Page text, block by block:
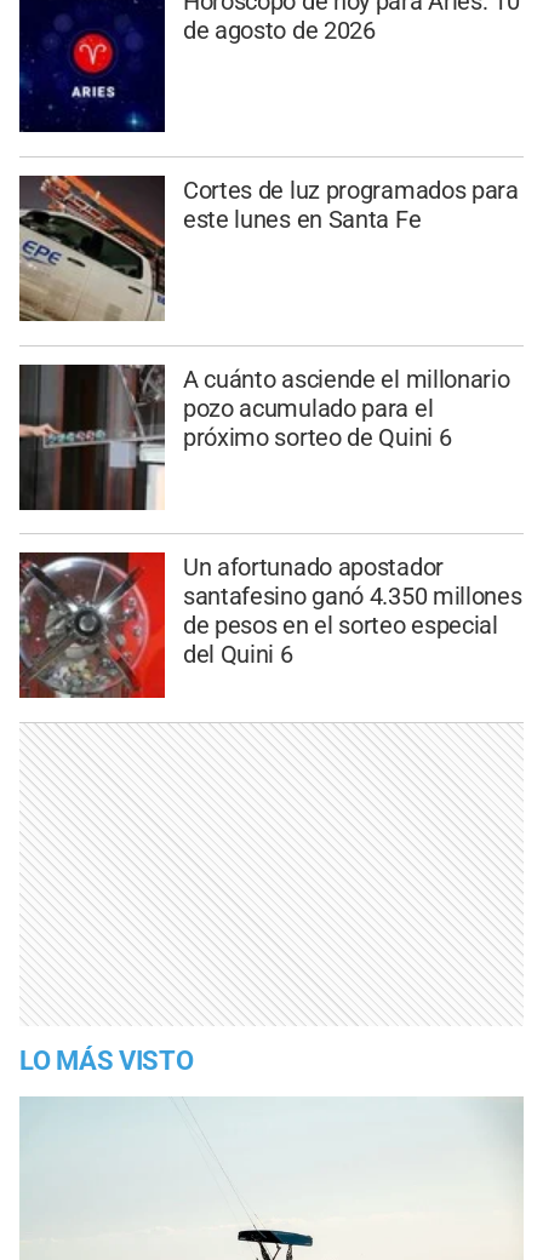
de agosto de 2026
Cortes de luz programados para
este lunes en Santa Fe
A cuánto asciende el millonario
pozo acumulado para el
próximo sorteo de Quini 6
Un afortunado apostador
santafesino ganó 4.350 millones
de pesos en el sorteo especial
del Quini 6
LO MÁS VISTO